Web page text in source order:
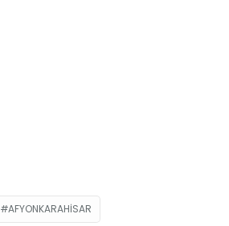
AFYONKARAHISAR